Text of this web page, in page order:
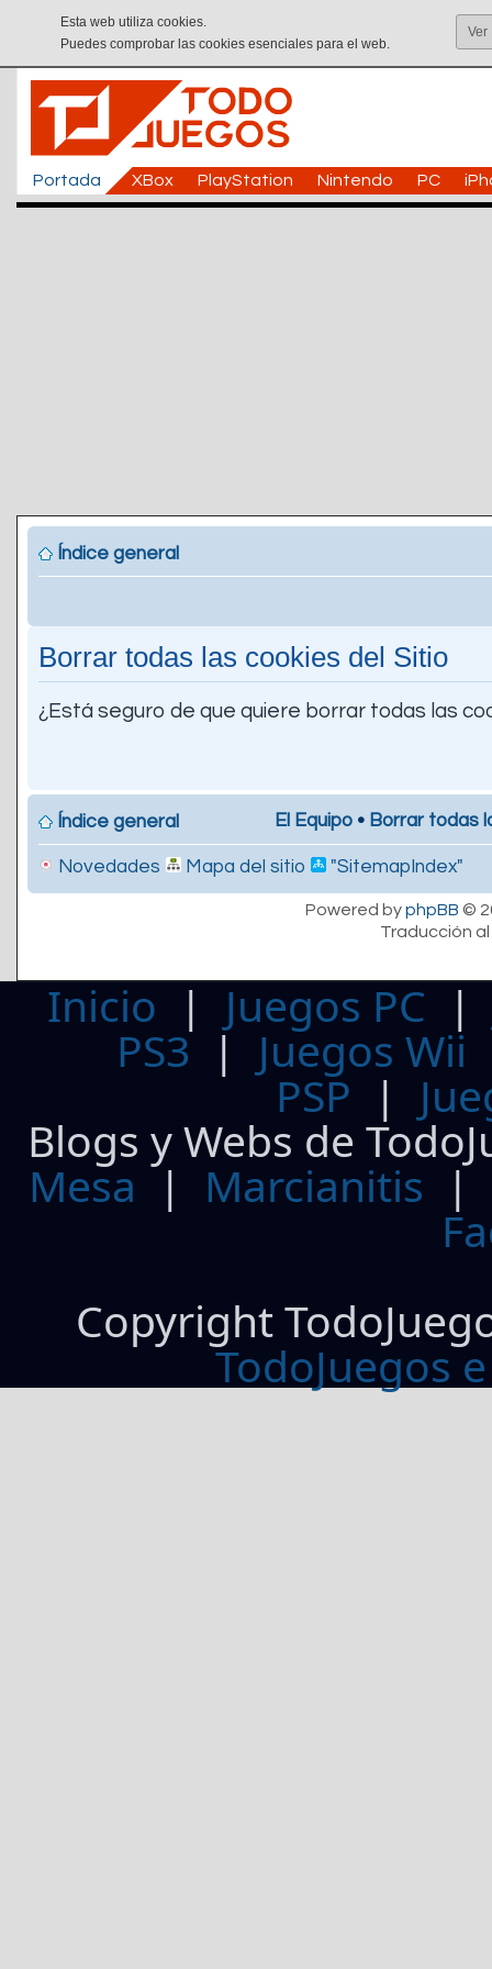
Esta web utiliza cookies.
Puedes comprobar las cookies esenciales para el web.
Ver
Portada XBox PlayStation Nintendo PC
Índice general
Borrar todas las cookies del Sitio
¿Está seguro de que quiere borrar todas las
Índice general El Equipo • Borrar todas
Novedades Mapa del sitio "SitemapIndex"
Powered byphpBB ©
Traducción
Inicio | Juegos PC
PS3| Juegos Wii
PSP |
Blogs y Webs de
Mesa | Marcianitis |
Copyright
TodoJuegos